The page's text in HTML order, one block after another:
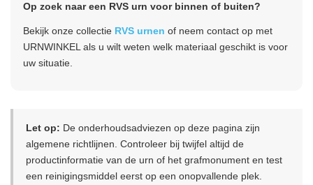
Op zoek naar een RVS urn voor binnen of buiten?
Bekijk onze collectie RVS urnen of neem contact op met
URNWINKEL als u wilt weten welk materiaal geschikt is voor
uw situatie.
Let op: De onderhoudsadviezen op deze pagina zijn
algemene richtlijnen. Controleer bij twijfel altijd de
productinformatie van de urn of het grafmonument en test
een reinigingsmiddel eerst op een onopvallende plek.